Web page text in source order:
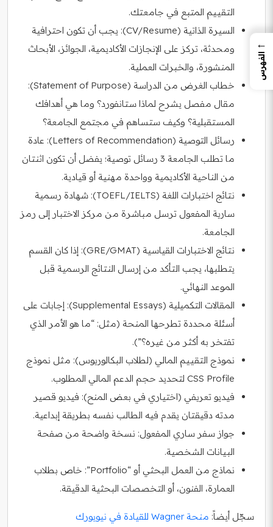
التقييم المتبع في جامعتك.
السيرة الذاتية (CV/Resume): يجب أن تكون احترافية
ومحدثة، تركز على الإنجازات الأكاديمية، الجوائز، الأبحاث
المنشورة، والخبرات العملية.
خطاب الغرض من الدراسة (Statement of Purpose):
مقال مفصل يشرح لماذا ستانفورد؟ وما هي أهدافك
المستقبلية؟ وكيف ستساهم في مجتمع الجامعة؟
رسائل التوصية (Letters of Recommendation): عادة
ما تطلب الجامعة 3 رسائل توصية؛ يفضل أن تكون اثنتان
من الناحية الأكاديمية وواحدة مهنية أو قيادية.
نتائج اختبارات اللغة (TOEFL/IELTS): شهادة رسمية
سارية المفعول ترسل مباشرة من مركز الاختبار إلى رمز
الجامعة.
نتائج الاختبارات القياسية (GRE/GMAT): إذا كان القسم
يتطلبها، يجب التأكد من إرسال النتائج الرسمية قبل
الموعد النهائي.
المقالات التكميلية (Supplemental Essays): إجابات على
أسئلة محددة تطرحها المنحة (مثل: “ما هو الأمر الذي
تفتخر به أكثر من غيره؟”).
نموذج التقييم المالي (لطلاب البكالوريوس): مثل نموذج
CSS Profile لتحديد حجم الدعم المالي المطلوب.
فيديو تعريفي (اختياري في بعض المنح): فيديو قصير
مدته دقيقتان يقدم فيه الطالب نفسه بطريقة إبداعية.
جواز سفر ساري المفعول: نسخة واضحة من صفحة
البيانات الشخصية.
نماذج من العمل البحثي أو “Portfolio”: خاص بطلاب
العمارة، الفنون، أو التخصصات البحثية الدقيقة.
سجّل أيضاً: منحة Wagner للقيادة في نيويورك
←
الفهرس